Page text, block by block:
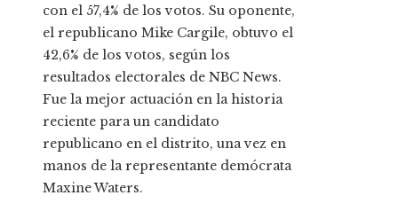
con el 57,4% de los votos. Su oponente,
el republicano Mike Cargile, obtuvo el
42,6% de los votos, según los
resultados electorales de NBC News.
Fue la mejor actuación en la historia
reciente para un candidato
republicano en el distrito, una vez en
manos de la representante demócrata
Maxine Waters.